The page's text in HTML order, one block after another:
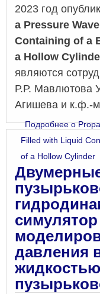
2023 год
a Pressure
Containing of a
a Hollow
являются
Р.Р. Мавлютова
Агишева и к.ф.-
Подробнеео
Filled with Liquid
of a Hollow Cylinder
давления